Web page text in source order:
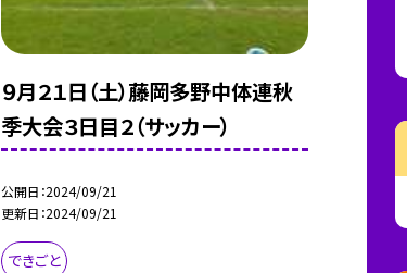
９月２１日（土）藤岡多野中体連秋
季大会３日目２（サッカー）
公開日 2024/09/21
更新日 2024/09/21
できごと